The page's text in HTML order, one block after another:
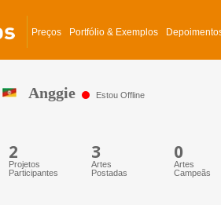
Preços Portfólio & Exemplos
Anggie Estou Offline
2
Projetos
Participantes
3
Artes
Postadas
0
Artes
Campeãs